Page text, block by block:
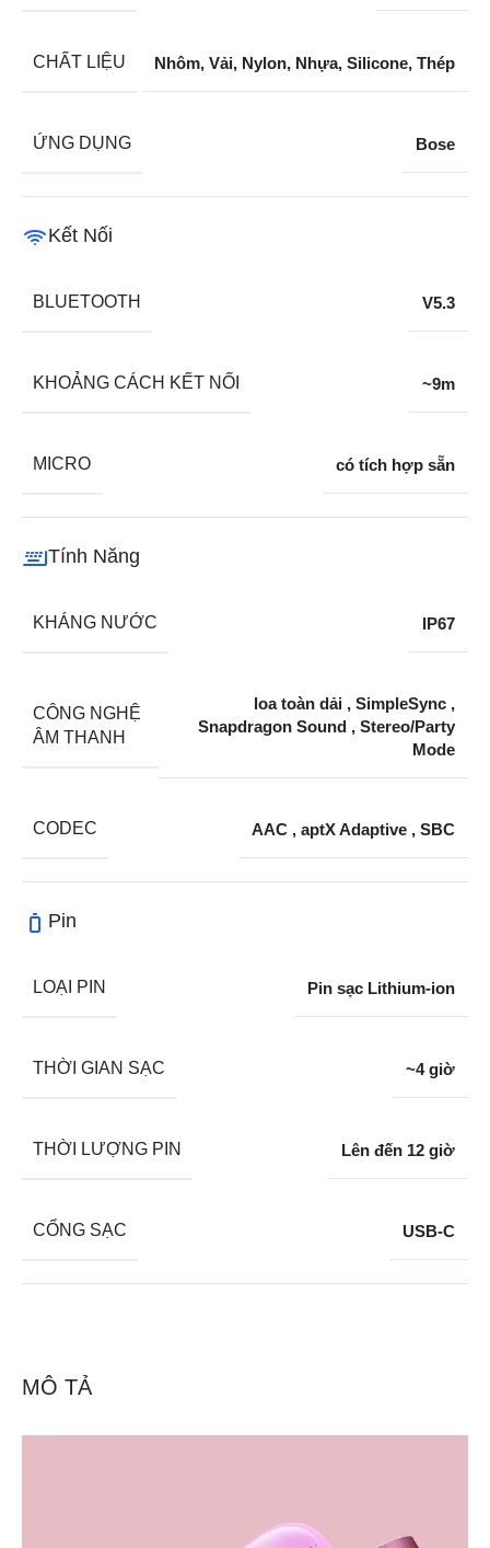
MÔ TẢ
CHẤT LIỆU Nhôm, Vải, Nylon, Nhựa, Silicone, Thép
ỨNG DỤNG Bose
Kết Nối
BLUETOOTH V5.3
KHOẢNG CÁCH KẾT NỐI ~9m
MICRO có tích hợp sẵn
Tính Năng
KHÁNG NƯỚC IP67
CÔNG NGHỆ
ÂM THANH
loa toàn dải , SimpleSync ,
Snapdragon Sound , Stereo/Party
Mode
CODEC AAC , aptX Adaptive , SBC
Pin
LOẠI PIN Pin sạc Lithium-ion
THỜI GIAN SẠC ~4 giờ
THỜI LƯỢNG PIN Lên đến 12 giờ
CỔNG SẠC USB-C